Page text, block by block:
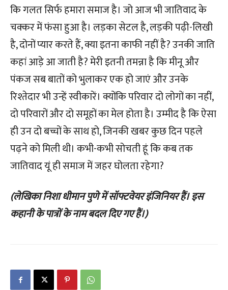
कि गलत सिर्फ हमारा समाज है। जो आज भी जातिवाद के
चक्कर में फंसा हुआ है। लड़का सेटल है, लड़की पढ़ी-लिखी
है, दोनों प्यार करते हैं, क्या इतना काफी नहीं है? उनकी जाति
कहां आड़े आ जाती है? मेरी इतनी तमन्ना है कि मीनू और
पंकज सब बातों को भुलाकर एक हो जाएं और उनके
रिश्तेदार भी उन्हें स्वीकारें। क्योंकि परिवार दो लोगों का नहीं,
दो परिवारों और दो समूहों का मेल होता है। उम्मीद है कि ऐसा
ही उन दो बच्चों के साथ हो, जिनकी खबर कुछ दिन पहले
पढ़ने को मिली थी। कभी-कभी सोचती हूं कि कब तक
जातिवाद यूं ही समाज में जहर घोलता रहेगा?
(लेखिका निशा धीमान पुणे में सॉफ्टवेयर इंजिनियर हैं। इस
कहानी के पात्रों के नाम बदल दिए गए हैं।)